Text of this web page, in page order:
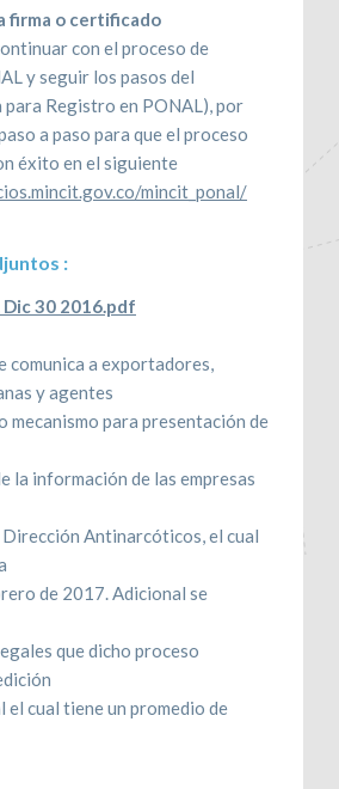
firma o certificado
con el proceso de
y seguir los pasos del
Registro en PONAL), por
a paso para que el proceso
éxito en el siguiente
mincit_ponal/
:
Dic 30 2016.pdf
comunica a exportadores,
y agentes
mecanismo para presentación de
la información de las empresas
Antinarcóticos, el cual
de 2017. Adicional se
que dicho proceso
el cual tiene un promedio de